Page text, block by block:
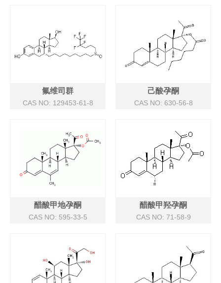
氟维司群
CAS NO: 129453-61-8
己酸孕酮
CAS NO: 630-56-8
醋酸甲地孕酮
CAS NO: 595-33-5
醋酸甲羟孕酮
CAS NO: 71-58-9